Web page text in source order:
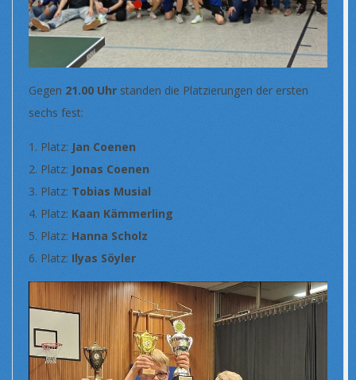
Gegen 21.00 Uhr standen die Platzierungen der ersten
sechs fest:
Platz: Jan Coenen
Platz: Jonas Coenen
Platz: Tobias Musial
Platz: Kaan Kämmerling
Platz: Hanna Scholz
Platz: Ilyas Söyler